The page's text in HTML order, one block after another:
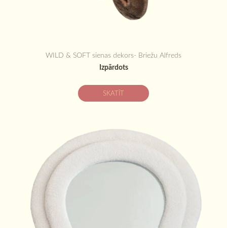
WILD & SOFT sienas dekors- Briežu Alfreds
Izpārdots
SKATĪT